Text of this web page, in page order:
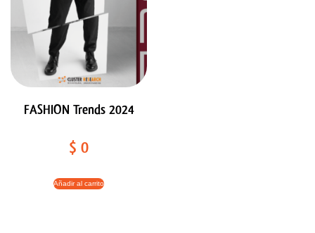
FASHION Trends 2024
$ 0
Añadir al carrito